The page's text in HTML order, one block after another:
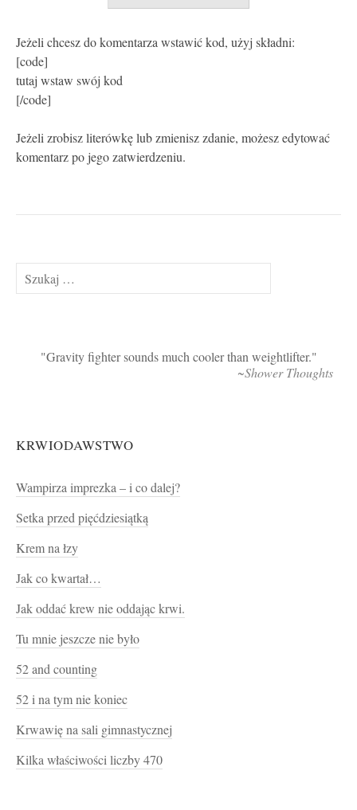
Jeżeli chcesz do komentarza wstawić kod, użyj składni:
[code]
tutaj wstaw swój kod
[/code]
Jeżeli zrobisz literówkę lub zmienisz zdanie, możesz edytować
komentarz po jego zatwierdzeniu.
Szukaj:
Gravity fighter sounds much cooler than weightlifter.
~Shower Thoughts
KRWIODAWSTWO
Wampirza imprezka – i co dalej?
Setka przed pięćdziesiątką
Krem na łzy
Jak co kwartał…
Jak oddać krew nie oddając krwi.
Tu mnie jeszcze nie było
52 and counting
52 i na tym nie koniec
Krwawię na sali gimnastycznej
Kilka właściwości liczby 470